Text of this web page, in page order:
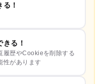
！
る！
履歴やCookieを削除する
性があります